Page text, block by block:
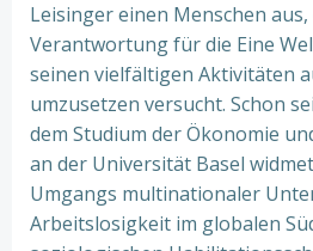
Leisinger einen Menschen aus,
Verantwortung für die Eine
seinen vielfältigen Aktivitäten
umzusetzen versucht. Schon
dem Studium der Ökonomie
an der Universität Basel
Umgangs multinationaler
Arbeitslosigkeit im globalen